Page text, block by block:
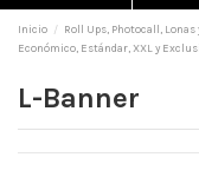
Inicio Roll Ups, Photocall,
Económico, Estándar, XXL y
L-Banner